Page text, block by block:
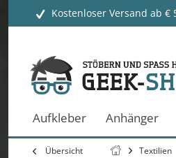
Kostenloser Versand ab €
Aufkleber Anhänger
Übersicht Textilien